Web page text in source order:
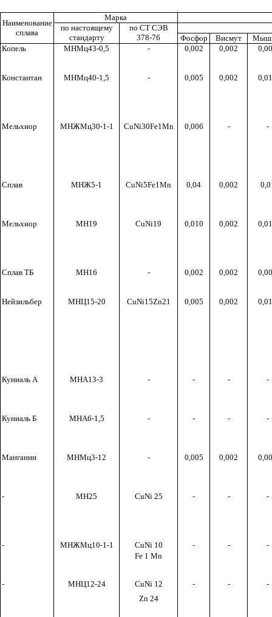
Наименование
сплава
Марка
по настоящему
стандарту
по СТ СЭВ
378-76
Фосфор Висмут
Копель
МНМц43-0,5 - 0,002 0,002
Константан МНМц40-1,5 - 0,005 0,002
Мельхиор МНЖМц30-1-1 CuNi30Fe1Mn 0,006 - -
Сплав МНЖ5-1 CuNi5Fe1Mn 0,04 0,002
Мельхиор МН19 CuNi19 0,010 0,002
Сплав ТБ МН16 - 0,002 0,002
Нейзильбер МНЦ15-20 CuNi15Zn21 0,005 0,002
Куниаль А МНА13-3 - - - -
Куниаль Б МНА6-1,5 - - - -
Манганин МНМц3-12 - 0,005 0,002
- МН25 CuNi25 - - -
- МНЖМц10-1-1 CuNi 10 - -
-
Fe 1 Mn
- МНЦ12-24 CuNi 12 - -
-
Zn 24